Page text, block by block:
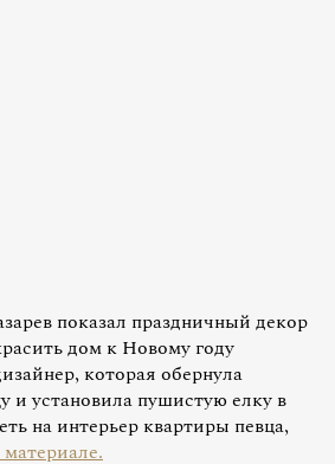
показал праздничный декор
дом к Новому году
которая обернула
и установила пушистую елку в
на интерьер квартиры певца,